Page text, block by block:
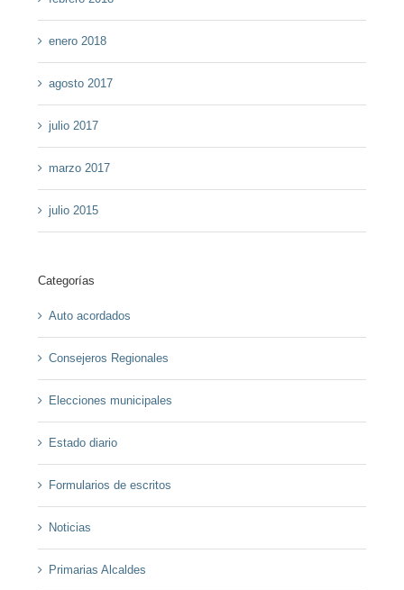
enero 2018
agosto 2017
julio 2017
marzo 2017
julio 2015
Categorías
Auto acordados
Consejeros Regionales
Elecciones municipales
Estado diario
Formularios de escritos
Noticias
Primarias Alcaldes